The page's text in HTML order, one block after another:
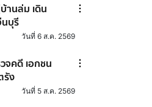
านล่ม เดิน
บุรี
วันที่ 6 ส.ค. 2569
จคดี เอกชน
รัง
วันที่ 5 ส.ค. 2569